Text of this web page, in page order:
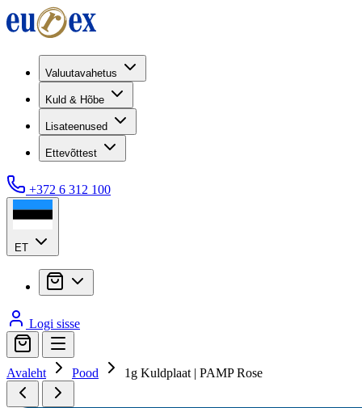
Valuutavahetus
Kuld & Hõbe
Lisateenused
Ettevõttest
+372 6 312 100
ET
Logi sisse
Avaleht Pood 1g Kuldplaat | PAMP Rose